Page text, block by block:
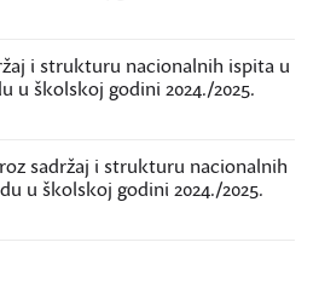
i strukturu nacionalnih ispita u
u školskoj godini 2024./2025.
sadržaj i strukturu nacionalnih
u školskoj godini 2024./2025.